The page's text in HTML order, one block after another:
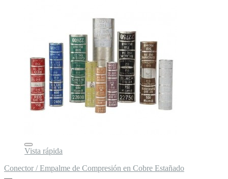
Vista rápida
Conector / Empalme de Compresión en Cobre Estañado